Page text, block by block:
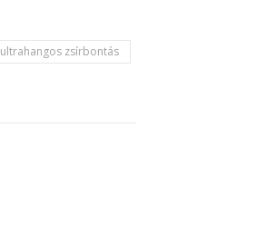
ultrahangos zsírbontás